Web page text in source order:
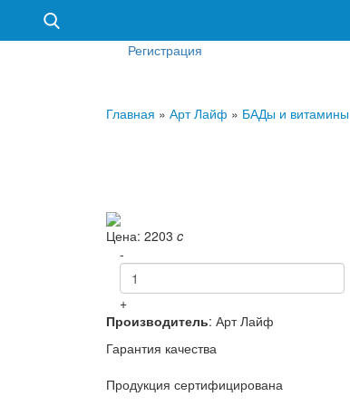
Регистрация
Главная » Арт Лайф » БАДы и витамины
Цена: 2203 c
-
+
Производитель: Арт Лайф
Гарантия качества
Продукция сертифицирована